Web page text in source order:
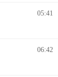
05:41
06:42